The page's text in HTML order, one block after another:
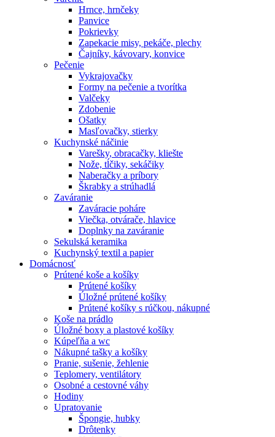
Hrnce, hrnčeky
Panvice
Pokrievky
Zapekacie misy, pekáče, plechy
Čajníky, kávovary, konvice
Pečenie
Vykrajovačky
Formy na pečenie a tvorítka
Valčeky
Zdobenie
Ošatky
Masľovačky, stierky
Kuchynské náčinie
Varešky, obracačky, kliešte
Nože, tĺčiky, sekáčiky
Naberačky a príbory
Škrabky a strúhadlá
Zaváranie
Zaváracie poháre
Viečka, otvárače, hlavice
Doplnky na zaváranie
Sekulská keramika
Kuchynský textil a papier
Domácnosť
Prútené koše a košíky
Prútené košíky
Úložné prútené košíky
Prútené košíky s rúčkou, nákupné
Koše na prádlo
Úložné boxy a plastové košíky
Kúpeľňa a wc
Nákupné tašky a košíky
Pranie, sušenie, žehlenie
Teplomery, ventilátory
Osobné a cestovné váhy
Hodiny
Upratovanie
Špongie, hubky
Drôtenky